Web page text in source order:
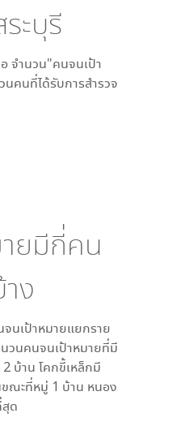
ะบุรี
จำนวน"คนจนเป้า
คนที่ได้รับการสำรวจ
ยมีกี่คน
ง
นเป้าหมายแยกราย
วนคนจนเป้าหมายที่มี
บ้าน โคกขี้เหล็กมี
ขณะที่หมู่ 1 บ้าน หนอง
ด